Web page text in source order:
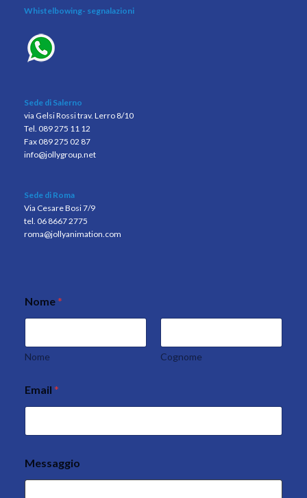
Whistelbowing- segnalazioni
Sede di Salerno
via Gelsi Rossi trav. Lerro 8/10
Tel. 089 275 11 12
Fax 089 275 02 87
info@jollygroup.net
Sede di Roma
Via Cesare Bosi 7/9
tel. 06 8667 2775
roma@jollyanimation.com
Nome*
Nome Cognome
Email *
N
o
Messaggio